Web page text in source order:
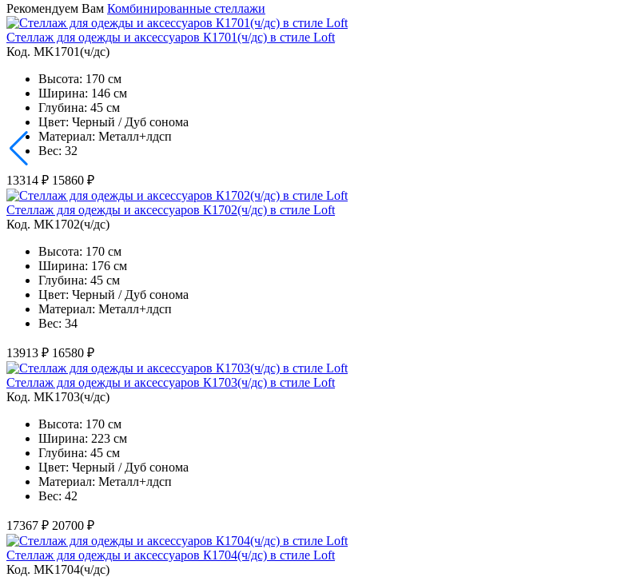
Рекомендуем Вам Комбинированные стеллажи
Стеллаж для одежды и аксессуаров К1701(ч/дс) в стиле Loft
Код. MK1701(ч/дс)
Высота: 170 см
Ширина: 146 см
Глубина: 45 см
Цвет: Черный / Дуб сонома
Материал: Металл+лдсп
Вес: 32
13314 ₽ 15860 ₽
Стеллаж для одежды и аксессуаров К1702(ч/дс) в стиле Loft
Код. MK1702(ч/дс)
Высота: 170 см
Ширина: 176 см
Глубина: 45 см
Цвет: Черный / Дуб сонома
Материал: Металл+лдсп
Вес: 34
13913 ₽ 16580 ₽
Стеллаж для одежды и аксессуаров К1703(ч/дс) в стиле Loft
Код. MK1703(ч/дс)
Высота: 170 см
Ширина: 223 см
Глубина: 45 см
Цвет: Черный / Дуб сонома
Материал: Металл+лдсп
Вес: 42
17367 ₽ 20700 ₽
Стеллаж для одежды и аксессуаров К1704(ч/дс) в стиле Loft
Код. MK1704(ч/дс)